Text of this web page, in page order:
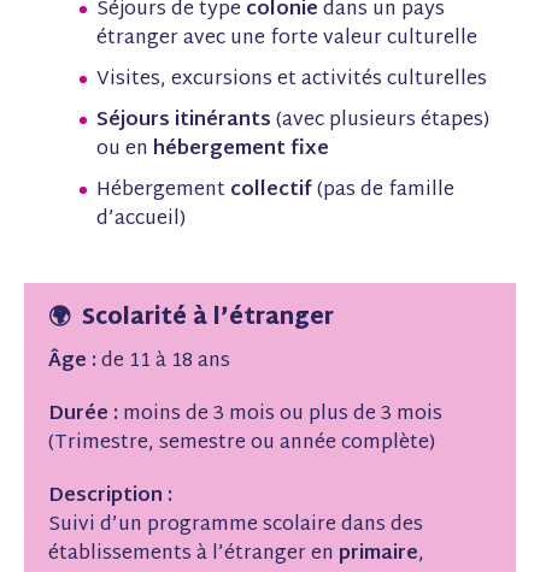
Séjours de type coloniedans un pays
étranger avec une forte valeur culturelle
Visites, excursions et activités culturelles
Séjours itinérants(avec plusieurs étapes)
ou en hébergement fixe
Hébergement collectif(pas de famille
d’accueil)
🌍 Scolarité à l’étranger
Âge :de 11 à 18 ans
Durée : moins de 3 mois ou plus de 3 mois
(Trimestre, semestre ou année complète)
Description :
Suivi d’un programme scolaire dans des
établissements à l’étranger en primaire,